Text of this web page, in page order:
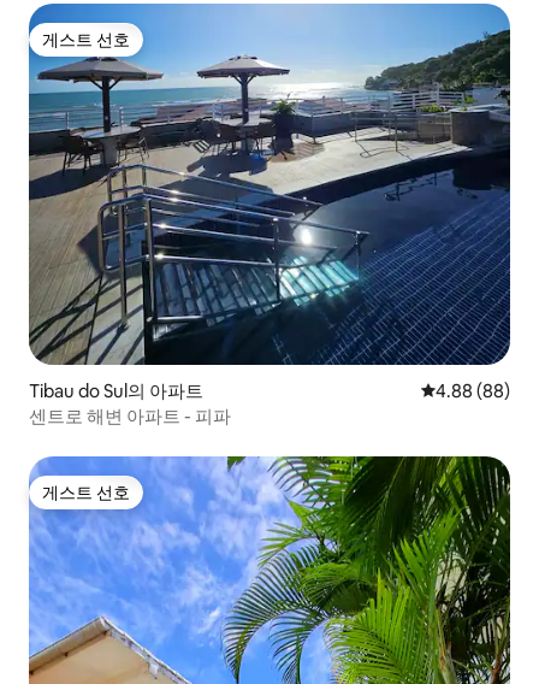
게스트 선호
게스트 선호
Tibau do Sul의 아파트 평점 4.88점(5
4.88 (88)
센트로 해변 아파트 - 피파
게스트 선호
게스트 선호